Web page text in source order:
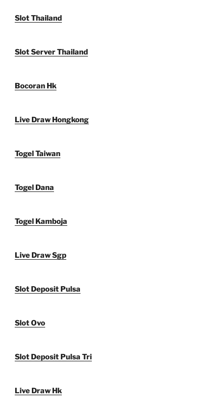
Slot Thailand
Slot Server Thailand
Bocoran Hk
Live Draw Hongkong
Togel Taiwan
Togel Dana
Togel Kamboja
Live Draw Sgp
Slot Deposit Pulsa
Slot Ovo
Slot Deposit Pulsa Tri
Live Draw Hk